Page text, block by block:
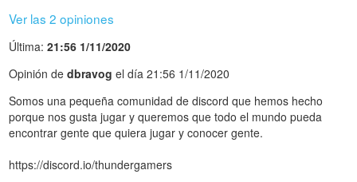
Ver las 2 opiniones
Última:21:56 1/11/2020
Opinión dedbravog el día 21:56 1/11/2020
Somos una pequeña comunidad de discord que hemos hecho
porque nos gusta jugar y queremos que todo el mundo pueda
encontrar gente que quiera jugar y conocer gente.
https://discord.io/thundergamers